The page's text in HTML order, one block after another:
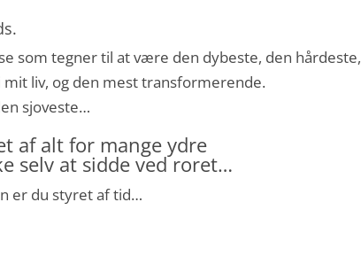
som tegner til at være den dybeste, den hårdeste,
liv, og den mest transformerende.
sjoveste…
af alt for mange ydre
selv at sidde ved roret…
er du styret af tid…